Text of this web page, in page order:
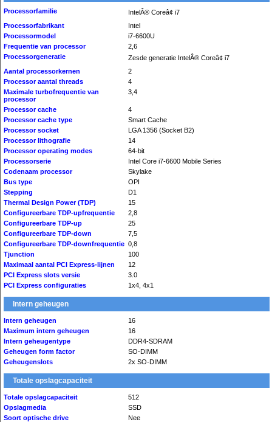
Processorfamilie
IntelÂ® Coreâ¢ i7
Processorfabrikant
Intel
Processormodel
i7-6600U
Frequentie van processor
2,6
Processorgeneratie
Zesde generatie IntelÂ® Coreâ¢ i7
Aantal processorkernen
2
Processor aantal threads
4
Maximale turbofrequentie van
processor
3,4
Processor cache
4
Processor cache type
Smart Cache
Processor socket
LGA 1356 (Socket B2)
Processor lithografie
14
Processor operating modes
64-bit
Processorserie
Intel Core i7-6600 Mobile Series
Codenaam processor
Skylake
Bus type
OPI
Stepping
D1
Thermal Design Power (TDP)
15
Configureerbare TDP-upfrequentie
2,8
Configureerbare TDP-up
25
Configureerbare TDP-down
7,5
Configureerbare TDP-downfrequentie 0,8
Tjunction
100
Maximaal aantal PCI Express-lijnen
12
PCI Express slots versie
3.0
PCI Express configuraties
1x4, 4x1
Intern geheugen
Intern geheugen
16
Maximum intern geheugen
16
Intern geheugentype
DDR4-SDRAM
Geheugen form factor
SO-DIMM
Geheugenslots
2x SO-DIMM
Totale opslagcapaciteit
Totale opslagcapaciteit
512
Opslagmedia
SSD
Soort optische drive
Nee